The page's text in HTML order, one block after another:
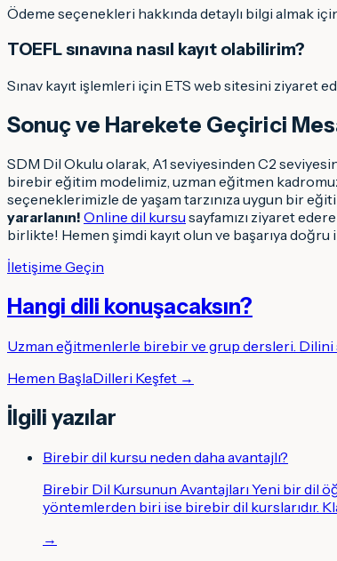
Ödeme seçenekleri hakkında detaylı bilgi almak
TOEFL sınavına nasıl kayıt olabilirim?
Sınav kayıt işlemleri için ETS web sitesini ziyaret
Sonuç ve Harekete Geçirici
SDM Dil Okulu olarak, A1 seviyesinden C2
birebir eğitim modelimiz, uzman eğitmen
seçeneklerimizle de yaşam tarzınıza uygun bir
yararlanın! Online dil kursu sayfamızı ziyaret
birlikte! Hemen şimdi kayıt olun ve başarıya doğru
İletişime Geçin
Hangi dili konuşacaksın?
Uzman eğitmenlerle birebir ve grup dersleri. Dilini
Hemen BaşlaDilleri Keşfet →
İlgili yazılar
Birebir dil kursu neden daha avantajlı?
Birebir Dil Kursunun Avantajları Yeni bir dil
yöntemlerden biri ise birebir dil kurslarıdır.
→